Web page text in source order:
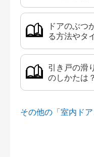
ドアのぶ
る方法やタ
引き戸の滑
のしかたは？
その他の「室内ド